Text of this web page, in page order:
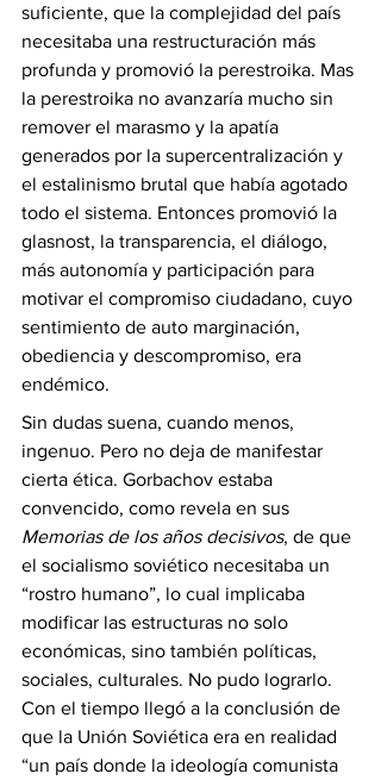
suficiente, que la complejidad del país
necesitaba una restructuración más
profunda y promovió la perestroika. Mas
la perestroika no avanzaría mucho sin
remover el marasmo y la apatía
generados por la supercentralización y
el estalinismo brutal que había agotado
todo el sistema. Entonces promovió la
glasnost, la transparencia, el diálogo,
más autonomía y participación para
motivar el compromiso ciudadano, cuyo
sentimiento de auto marginación,
obediencia y descompromiso, era
endémico.
Sin dudas suena, cuando menos,
ingenuo. Pero no deja de manifestar
cierta ética. Gorbachov estaba
convencido, como revela en sus
Memorias de los años decisivos, de que
el socialismo soviético necesitaba un
“rostro humano”, lo cual implicaba
modificar las estructuras no solo
económicas, sino también políticas,
sociales, culturales. No pudo lograrlo.
Con el tiempo llegó a la conclusión de
que la Unión Soviética era en realidad
“un país donde la ideología comunista